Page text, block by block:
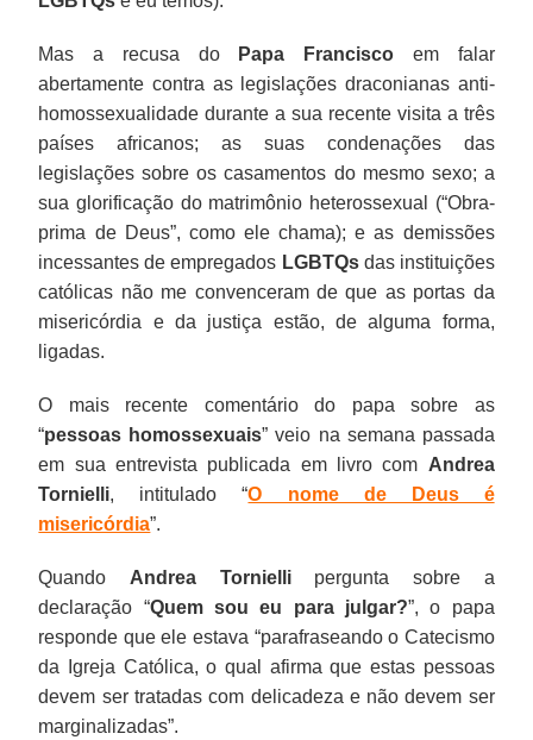
Mas a recusa do Papa Francisco em falar
abertamente contra as legislações draconianas anti-
homossexualidade durante a sua recente visita a três
países africanos; as suas condenações das
legislações sobre os casamentos do mesmo sexo; a
sua glorificação do matrimônio heterossexual (“Obra-
prima de Deus”, como ele chama); e as demissões
incessantes de empregados LGBTQsdas instituições
católicas não me convenceram de que as portas da
misericórdia e da justiça estão, de alguma forma,
ligadas.
O mais recente comentário do papa sobre as
“pessoas homossexuais” veio na semana passada
em sua entrevista publicada em livro com Andrea
Tornielli, intitulado “O nome de Deus é
misericórdia”.
Quando Andrea Torniellipergunta sobre a
declaração “Quem sou eu para julgar?”, o papa
responde que ele estava “parafraseando o Catecismo
da Igreja Católica, o qual afirma que estas pessoas
devem ser tratadas com delicadeza e não devem ser
marginalizadas”.